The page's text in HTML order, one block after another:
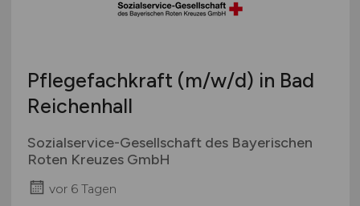
Pflegefachkraft (m/w/d) in Bad
Reichenhall
Sozialservice-Gesellschaft des Bayerischen
Roten Kreuzes GmbH
vor 6 Tagen